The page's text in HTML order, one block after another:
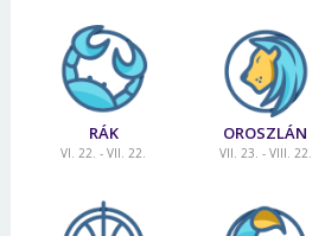
RÁK
VI. 22. - VII. 22.
OROSZLÁN
VII. 23. - VIII. 22.